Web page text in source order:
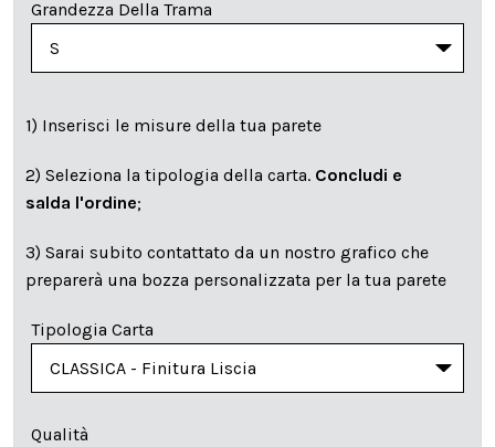
Grandezza Della Trama
1) Inserisci le misure della tua parete
2) Seleziona la tipologia della carta. Concludi e
salda l'ordine;
3) Sarai subito contattato da un nostro grafico che
preparerà una bozza personalizzata per la tua parete
Tipologia Carta
Qualità